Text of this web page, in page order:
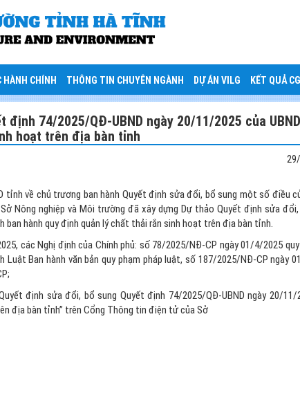
CHÍNH THÔNG TIN CHUYÊN NGÀNH DỰ ÁN VILG KẾT QUẢ
74/2025/QĐ-UBND ngày 20/11/2025 của
hoạt trên địa bàn tỉnh
tỉnh về chủ trương ban hành Quyết định sửa đổi, bổ sung một số điều
Nông nghiệp và Môi trường đã xây dựng Dự thảo Quyết định sửa
hành quy định quản lý chất thải rắn sinh hoạt trên địa bàn tỉnh.
các Nghị định của Chính phủ: số 78/2025/NĐ-CP ngày 01/4/2025
Ban hành văn bản quy phạm pháp luật, số 187/2025/NĐ-CP ngày
định sửa đổi, bổ sung Quyết định 74/2025/QĐ-UBND ngày 20/11/
địa bàn tỉnh” trên Cổng Thông tin điện tử của Sở